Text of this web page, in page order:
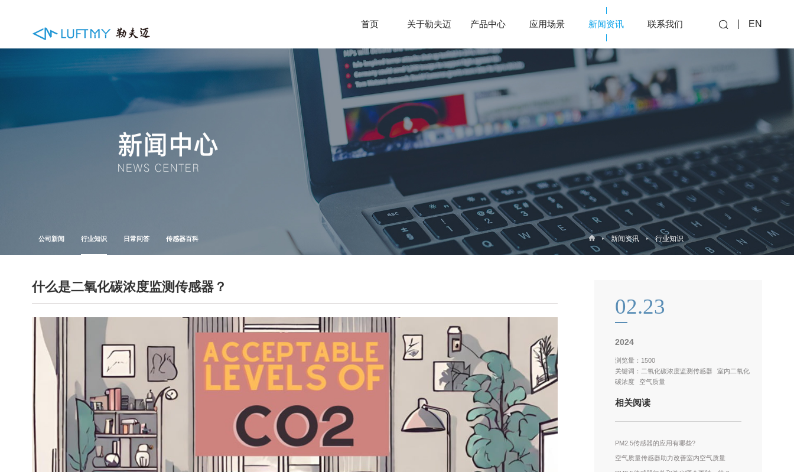
首页 关于勒夫迈 产品中心 应用场景 新闻资讯 联系我们 EN
公司新闻 行业知识 日常问答 传感器百科 新闻资讯 行业知识
什么是二氧化碳浓度监测传感器？
02.23
2024
浏览量：1500
关键词： 二氧化碳浓度监测传感器
室内二氧化
碳浓度
空气质量
相关阅读
PM2.5传感器的应用有哪些?
空气质量传感器助力改善室内空气质量